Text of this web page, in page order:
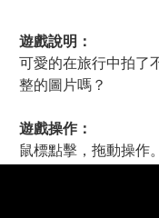
遊戲說明：
可愛的在旅行中拍了
整的圖片嗎？
遊戲操作：
鼠標點擊，拖動操作